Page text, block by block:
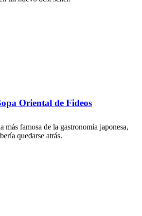
Oriental de Fideos
más famosa de la gastronomía japonesa,
quedarse atrás.